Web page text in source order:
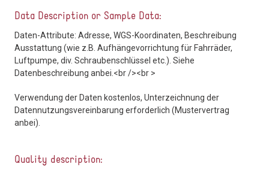
Data Description or Sample Data:
Daten-Attribute: Adresse, WGS-Koordinaten, Beschreibung
Ausstattung (wie z.B. Aufhängevorrichtung für Fahrräder,
Luftpumpe, div. Schraubenschlüssel etc.). Siehe
Datenbeschreibung anbei.<br /><br >
Verwendung der Daten kostenlos, Unterzeichnung der
Datennutzungsvereinbarung erforderlich (Mustervertrag
anbei).
Quality description: